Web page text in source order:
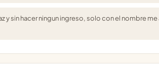
y sin hacer ningun ingreso, solo con el nombre